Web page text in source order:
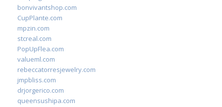
bonvivantshop.com
CupPlante.com
mpzin.com
stcreal.com
PopUpFlea.com
valueml.com
rebeccatorresjewelry.com
jmpbliss.com
drjorgerico.com
queensushipa.com